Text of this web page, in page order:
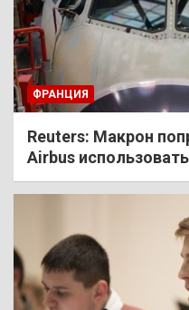
ФРАНЦИЯ
Reuters: Макрон
Airbus